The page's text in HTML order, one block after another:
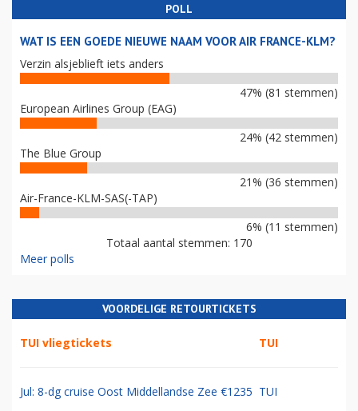
POLL
WAT IS EEN GOEDE NIEUWE NAAM VOOR AIR FRANCE-KLM?
Verzin alsjeblieft iets anders
47% (81 stemmen)
European Airlines Group (EAG)
24% (42 stemmen)
The Blue Group
21% (36 stemmen)
Air-France-KLM-SAS(-TAP)
6% (11 stemmen)
Totaal aantal stemmen: 170
Meer polls
VOORDELIGE RETOURTICKETS
TUI vliegtickets TUI
Jul: 8-dg cruise Oost Middellandse Zee €1235 TUI